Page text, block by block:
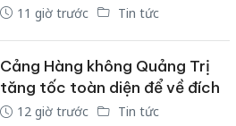
11 giờ trước Tin tức
Cảng Hàng không Quảng Trị
tăng tốc toàn diện để về đích
12 giờ trước Tin tức